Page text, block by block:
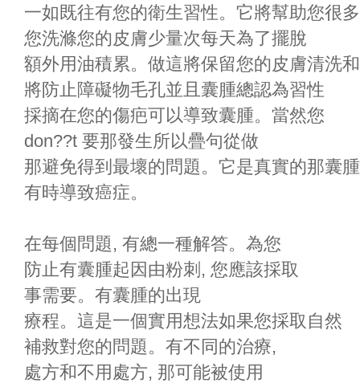
一如既往有您的衛生習性。它將幫助您很
您洗滌您的皮膚少量次每天為了擺脫
額外用油積累。做這將保留您的皮膚清洗和
將防止障礙物毛孔並且囊腫總認為習性
採摘在您的傷疤可以導致囊腫。當然您
don??t 要那發生所以疊句從做
那避免得到最壞的問題。它是真實的那囊腫
有時導致癌症。
在每個問題, 有總一種解答。為您
防止有囊腫起因由粉刺, 您應該採取
事需要。有囊腫的出現
療程。這是一個實用想法如果您採取自然
補救對您的問題。有不同的治療,
處方和不用處方, 那可能被使用